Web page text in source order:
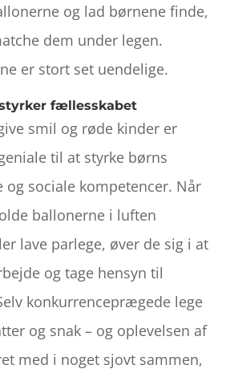
og lad børnene finde,
dem under legen.
er stort set uendelige.
fællesskabet
smil og røde kinder er
til at styrke børns
og sociale kompetencer. Når
ballonerne i luften
lave parlege, øver de sig i at
og tage hensyn til
konkurrenceprægede lege
og snak – og oplevelsen af
med i noget sjovt sammen,